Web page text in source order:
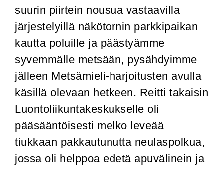
suurin piirtein nousua vastaavilla
järjestelyillä näkötornin parkkipaikan
kautta poluille ja päästyämme
syvemmälle metsään, pysähdyimme
jälleen Metsämieli-harjoitusten avulla
käsillä olevaan hetkeen. Reitti takaisin
Luontoliikuntakeskukselle oli
pääsääntöisesti melko leveää
tiukkaan pakkautunutta neulaspolkua,
jossa oli helppoa edetä apuvälinein ja